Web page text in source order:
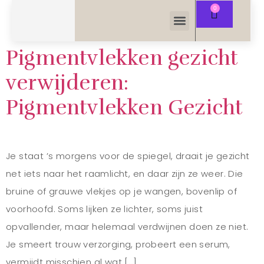
Pigmentvlekken gezicht
verwijderen:
Pigmentvlekken Gezicht
Je staat ’s morgens voor de spiegel, draait je gezicht
net iets naar het raamlicht, en daar zijn ze weer. Die
bruine of grauwe vlekjes op je wangen, bovenlip of
voorhoofd. Soms lijken ze lichter, soms juist
opvallender, maar helemaal verdwijnen doen ze niet.
Je smeert trouw verzorging, probeert een serum,